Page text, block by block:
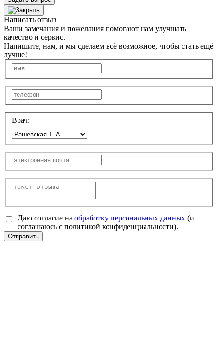
Написать отзыв
Ваши замечания и пожелания помогают нам улучшать
качество и сервис.
Напишите, нам, и мы сделаем всё возможное, чтобы стать ещё
лучше!
Врач:
Даю согласие на обработку персональных данных (и
соглашаюсь с политикой конфиденциальности).
Отправить